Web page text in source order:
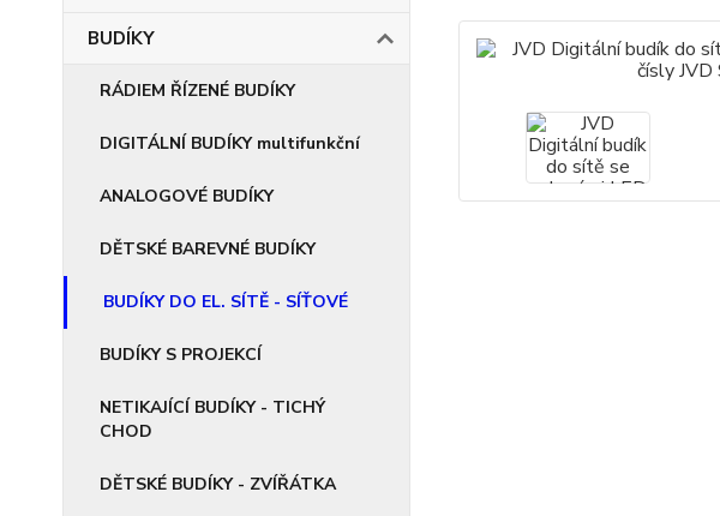
BUDÍKY
RÁDIEM ŘÍZENÉ BUDÍKY
DIGITÁLNÍ BUDÍKY multifunkční
ANALOGOVÉ BUDÍKY
DĚTSKÉ BAREVNÉ BUDÍKY
BUDÍKY DO EL. SÍTĚ - SÍŤOVÉ
BUDÍKY S PROJEKCÍ
NETIKAJÍCÍ BUDÍKY - TICHÝ
CHOD
DĚTSKÉ BUDÍKY - ZVÍŘÁTKA